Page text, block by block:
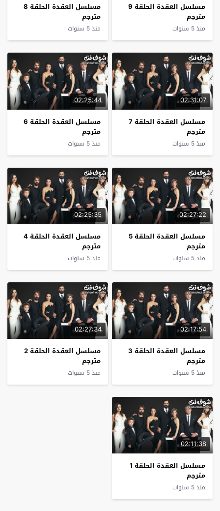
مسلسل العقدة الحلقة 9
مترجم
منذ 5 سنوات
مسلسل العقدة الحلقة 8
مترجم
منذ 5 سنوات
02:31:07
مسلسل العقدة الحلقة 7
مترجم
منذ 5 سنوات
02:25:44
مسلسل العقدة الحلقة 6
مترجم
منذ 5 سنوات
02:27:22
مسلسل العقدة الحلقة 5
مترجم
منذ 5 سنوات
02:25:35
مسلسل العقدة الحلقة 4
مترجم
منذ 5 سنوات
02:17:54
مسلسل العقدة الحلقة 3
مترجم
منذ 5 سنوات
02:27:34
مسلسل العقدة الحلقة 2
مترجم
منذ 5 سنوات
02:11:38
مسلسل العقدة الحلقة 1
مترجم
منذ 5 سنوات